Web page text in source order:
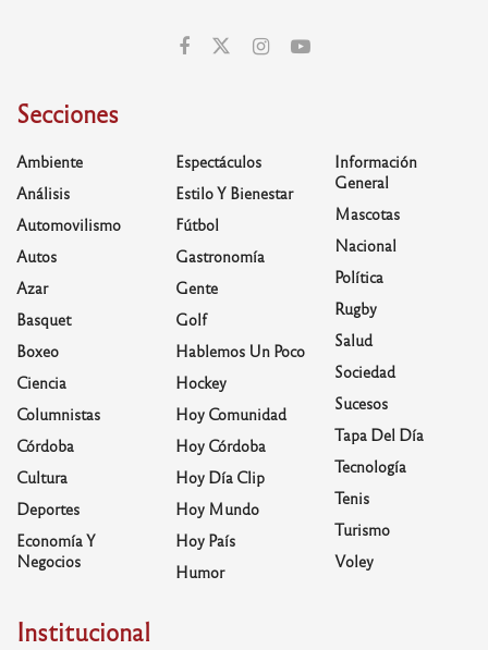
Secciones
Ambiente
Análisis
Automovilismo
Autos
Azar
Basquet
Boxeo
Ciencia
Columnistas
Córdoba
Cultura
Deportes
Economía Y
Negocios
Espectáculos
Estilo Y Bienestar
Fútbol
Gastronomía
Gente
Golf
Hablemos Un Poco
Hockey
Hoy Comunidad
Hoy Córdoba
Hoy Día Clip
Hoy Mundo
Hoy País
Humor
Información
General
Mascotas
Nacional
Política
Rugby
Salud
Sociedad
Sucesos
Tapa Del Día
Tecnología
Tenis
Turismo
Voley
Institucional